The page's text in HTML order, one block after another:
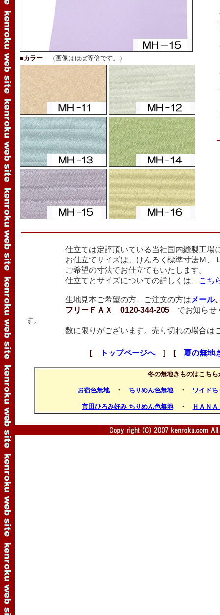
■カラー （画像はほぼ等倍です。）
仕立ては定評頂いている当社国内縫製工場に
お仕立てサイズは、けんろく標準寸法Ｍ、Ｌ
ご希望の寸法でお仕立てもいたします。
仕立てとサイズについての詳しくは、
こち
生地見本ご希望の方、ご注文の方は メール
フリーＦＡＸ 0120-344-205でお知らせ
す。
数に限りがございます。売り切れの場合はご
[ トップページへ] [ 夏の無地
冬の無地きものはこちら
お宿色無地・ ちりめん色無地・ ワイドち
市田ひろみ好み ちりめん色無地・ ＨＡＮ